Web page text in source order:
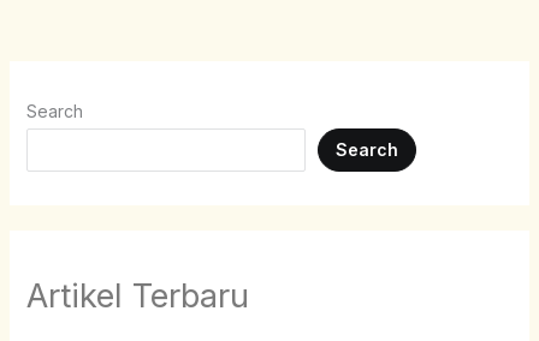
Search
Search
Artikel Terbaru